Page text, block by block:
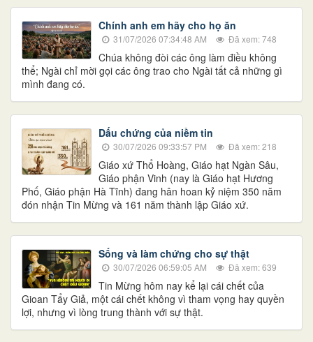
Chính anh em hãy cho họ ăn
31/07/2026 07:34:48 AM Đã xem: 748
Chúa không đòi các ông làm điều không
thể; Ngài chỉ mời gọi các ông trao cho Ngài tất cả những gì
mình đang có.
Dấu chứng của niềm tin
30/07/2026 09:33:57 PM Đã xem: 218
Giáo xứ Thổ Hoàng, Giáo hạt Ngàn Sâu,
Giáo phận Vinh (nay là Giáo hạt Hương
Phố, Giáo phận Hà Tĩnh) đang hân hoan kỷ niệm 350 năm
đón nhận Tin Mừng và 161 năm thành lập Giáo xứ.
Sống và làm chứng cho sự thật
30/07/2026 06:59:05 AM Đã xem: 639
Tin Mừng hôm nay kể lại cái chết của
Gioan Tẩy Giả, một cái chết không vì tham vọng hay quyền
lợi, nhưng vì lòng trung thành với sự thật.